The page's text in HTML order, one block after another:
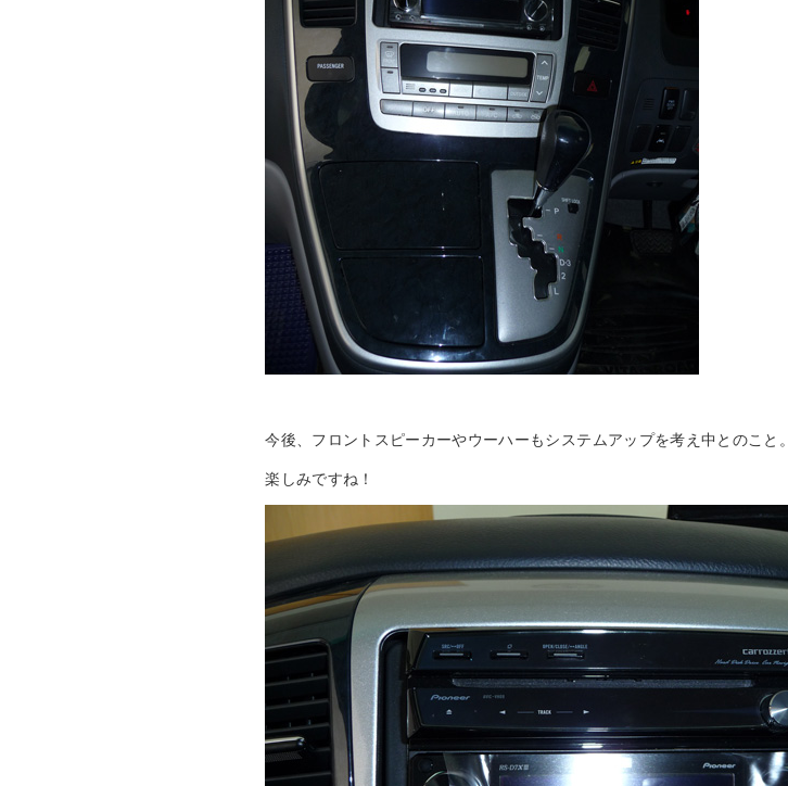
今後、フロントスピーカーやウーハーもシステムアップを考え中とのこと。
楽しみですね！